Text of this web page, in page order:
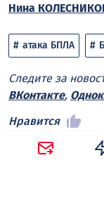
Нина
атака БПЛА
Следите за
ВКонтакте,
Нравится
Поделиться: